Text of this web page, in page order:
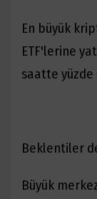
En büyük
ETF'lerine
saatte yüzde
Beklentiler
Büyük